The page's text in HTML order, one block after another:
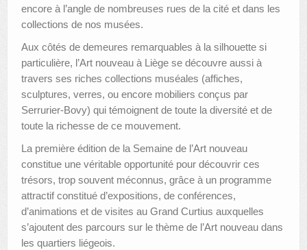
encore à l’angle de nombreuses rues de la cité et dans les
collections de nos musées.
Aux côtés de demeures remarquables à la silhouette si
particulière, l’Art nouveau à Liège se découvre aussi à
travers ses riches collections muséales (affiches,
sculptures, verres, ou encore mobiliers conçus par
Serrurier-Bovy) qui témoignent de toute la diversité et de
toute la richesse de ce mouvement.
La première édition de la Semaine de l’Art nouveau
constitue une véritable opportunité pour découvrir ces
trésors, trop souvent méconnus, grâce à un programme
attractif constitué d’expositions, de conférences,
d’animations et de visites au Grand Curtius auxquelles
s’ajoutent des parcours sur le thème de l’Art nouveau dans
les quartiers liégeois.